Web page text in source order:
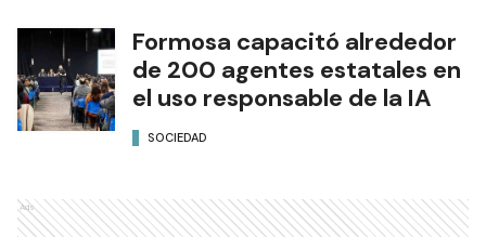
Formosa capacitó alrededor
de 200 agentes estatales en
el uso responsable de la IA
SOCIEDAD
Ads